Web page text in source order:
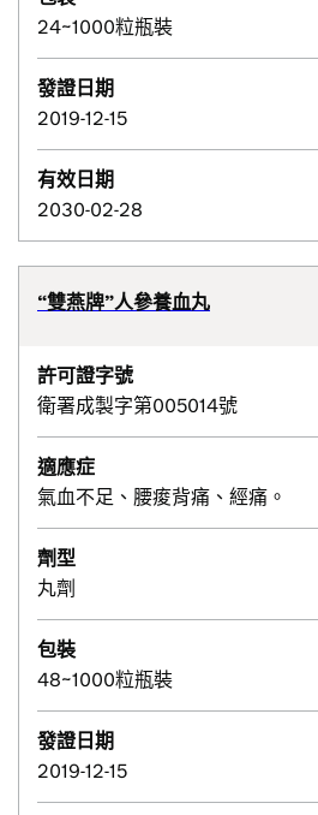
24~1000粒瓶裝
發證日期
2019-12-15
有效日期
2030-02-28
“雙燕牌”人參養血丸
許可證字號
衛署成製字第005014號
適應症
氣血不足、腰痠背痛、經痛。
劑型
丸劑
包裝
48~1000粒瓶裝
發證日期
2019-12-15